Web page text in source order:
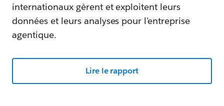
internationaux gèrent et exploitent leurs
données et leurs analyses pour l'entreprise
agentique.
Lire le rapport